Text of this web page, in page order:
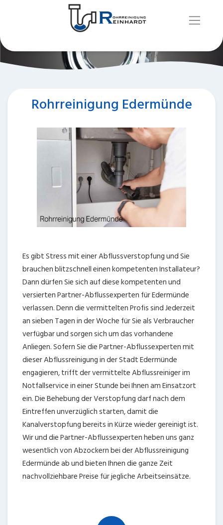
Rohrreinigung Edermünde
Es gibt Stress mit einer Abflussverstopfung und Sie
brauchen blitzschnell einen kompetenten Installateur?
Dann dürfen Sie sich auf diese kompetenten und
versierten Partner-Abflussexperten für Edermünde
verlassen. Denn die vermittelten Profis sind Jederzeit
an sieben Tagen in der Woche für Sie als Verbraucher
verfügbar und sorgen sich um das vorhandene
Anliegen. Sofern Sie die Partner-Abflussexperten mit
dieser Abflussreinigung in der Stadt Edermünde
engagieren, trifft der vermittelte Abflussreiniger im
Notfallservice in einer Stunde bei Ihnen am Einsatzort
ein. Die Behebung der Verstopfung darf nach dem
Eintreffen unverzüglich starten, damit die
Kanalverstopfung bereits in Kürze wieder gereinigt ist.
Wir und die Partner-Abflussexperten heben uns ganz
wesentlich von Abzockern bei der Abflussreinigung
Edermünde ab und bieten Ihnen die ganze Zeit
nachvollziehbare Preise für jegliche Arbeitseinsätze.